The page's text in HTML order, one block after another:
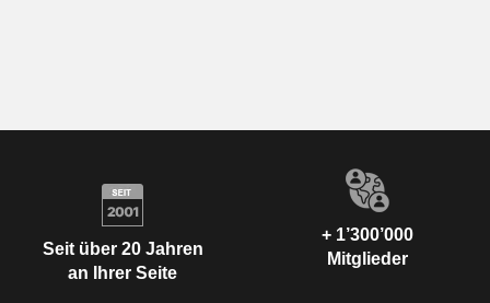
Seit über 20 Jahren
an Ihrer Seite
+ 1’300’000
Mitglieder